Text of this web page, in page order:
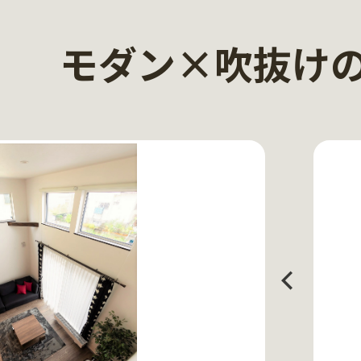
モダン×吹抜け